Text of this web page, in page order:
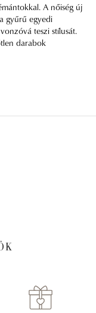
A nőiség új
gyűrű egyedi
teszi stílusát.
darabok